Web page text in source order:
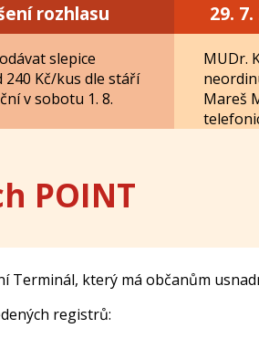
rozhlasu
slepice
240 Kč/kus dle stáří
v sobotu 1. 8.
29.
MUDr.
Mareš
POINT
Terminál, který má občanům
registrů: